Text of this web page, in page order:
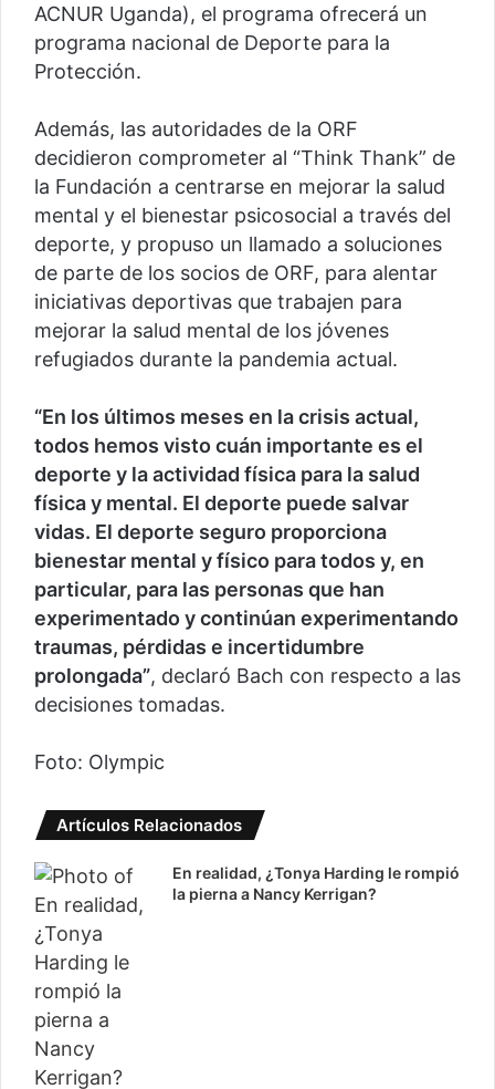
ACNUR Uganda), el programa ofrecerá un
programa nacional de Deporte para la
Protección.
Además, las autoridades de la ORF
decidieron comprometer al “Think Thank” de
la Fundación a centrarse en mejorar la salud
mental y el bienestar psicosocial a través del
deporte, y propuso un llamado a soluciones
de parte de los socios de ORF, para alentar
iniciativas deportivas que trabajen para
mejorar la salud mental de los jóvenes
refugiados durante la pandemia actual.
“En los últimos meses en la crisis actual,
todos hemos visto cuán importante es el
deporte y la actividad física para la salud
física y mental. El deporte puede salvar
vidas. El deporte seguro proporciona
bienestar mental y físico para todos y, en
particular, para las personas que han
experimentado y continúan experimentando
traumas, pérdidas e incertidumbre
prolongada”, declaró Bach con respecto a las
decisiones tomadas.
Foto: Olympic
Artículos Relacionados
En realidad, ¿Tonya Harding le rompió
la pierna a Nancy Kerrigan?